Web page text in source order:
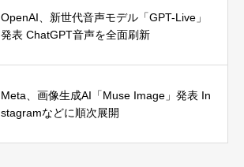
OpenAI、新世代音声モデル「GPT-Live」
発表 ChatGPT音声を全面刷新
Meta、画像生成AI「Muse Image」発表 In
stagramなどに順次展開